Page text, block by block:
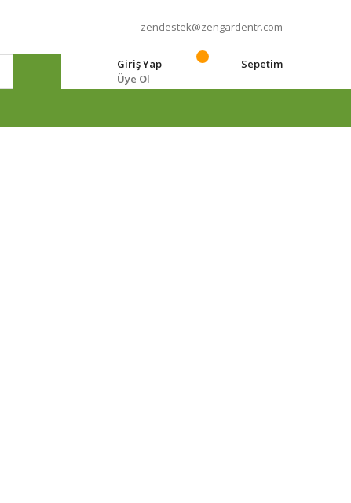
zendestek@zengardentr.com
Giriş Yap
Üye Ol
Sepetim